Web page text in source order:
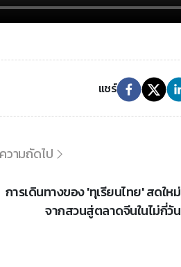
แชร์
วามถัดไป
การเดินทางของ 'ทุเรียนไทย' สดใหม่
จากสวนสู่ตลาดจีนในไม่กี่วัน